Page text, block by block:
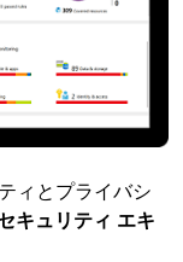
ィとプライバシ
キュリティ エキ